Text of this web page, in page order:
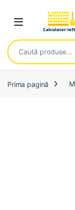
Open
Caută după:
Prima pagină